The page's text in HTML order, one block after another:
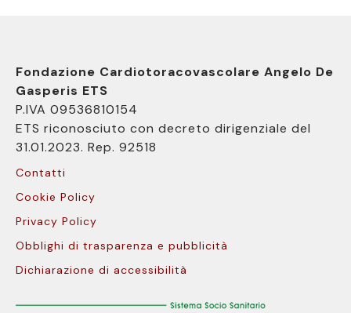
Fondazione Cardiotoracovascolare Angelo De
Gasperis ETS
P.IVA 09536810154
ETS riconosciuto con decreto dirigenziale del
31.01.2023. Rep. 92518
Contatti
Cookie Policy
Privacy Policy
Obblighi di trasparenza e pubblicità
Dichiarazione di accessibilità